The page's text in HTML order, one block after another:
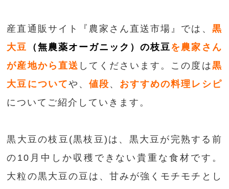
産直通販サイト『農家さん直送市場』では、 黒
大豆
（無農薬オーガニック）の枝豆を農家さん
が産地から直送 してくださいます。この度は黒
大豆についてや、 値段 、 おすすめの料理レシピ
についてご紹介していきます。
黒大豆の枝豆(黒枝豆)は、黒大豆が完熟する前
の10月中しか収穫できない貴重な食材です。
大粒の黒大豆の豆は、甘みが強くモチモチとし